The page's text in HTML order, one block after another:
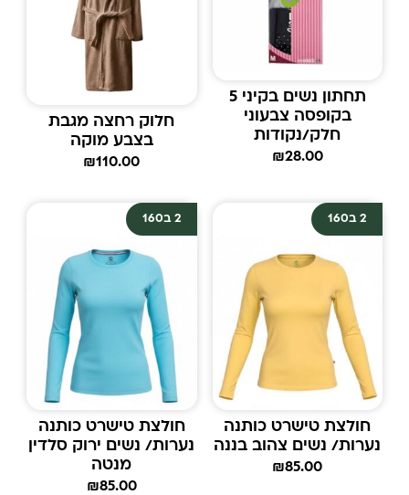
תחתון נשים בקיני 5
בקופסה צבעוני
חלק/נקודות
₪28.00
חלוק רחצה מגבת
בצבע מוקה
₪110.00
2 ב160
חולצת טישרט כותנה
נערות/ נשים צהוב בננה
₪85.00
2 ב160
חולצת טישרט כותנה
נערות/ נשים ירוק סלדין
מנטה
₪85.00